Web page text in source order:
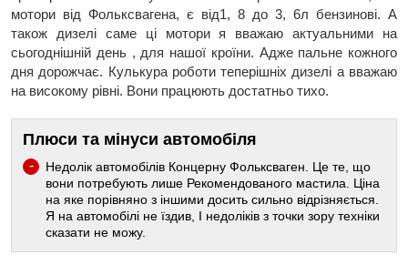
мотори від Фольксвагена, є від1, 8 до 3, 6л бензинові. А
також дизелі саме ці мотори я вважаю актуальними на
сьогоднішній день , для нашої кроїни. Адже пальне кожного
дня дорожчає. Кулькура роботи теперішніх дизелі а вважаю
на високому рівні. Вони працюють достатньо тихо.
Плюси та мінуси автомобіля
Недолік автомобілів Концерну Фольксваген. Це те, що
вони потребують лише Рекомендованого мастила. Ціна
на яке порівняно з іншими досить сильно відрізняється.
Я на автомобілі не їздив, І недоліків з точки зору техніки
сказати не можу.